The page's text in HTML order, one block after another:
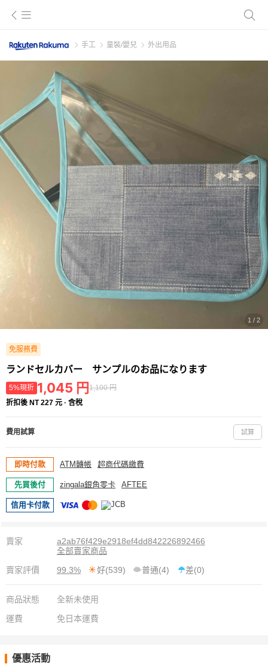
手工 童裝/嬰兒 外出用品
1 / 2
免服務費
ランドセルカバー サンプルのお品になります
5%現折 1,045 円 1,100 円
折扣後 NT 227 元 · 含稅
費用試算 試算
即時付款 ATM轉帳 超商代碼繳費
先買後付 zingala銀角零卡 AFTEE
信用卡付款
賣家
a2ab76f429e2918ef4dd842226892466
全部賣家商品
賣家評價
99.3% 好(539) 普通(4) 差(0)
商品狀態
全新未使用
運費
免日本運費
優惠活動